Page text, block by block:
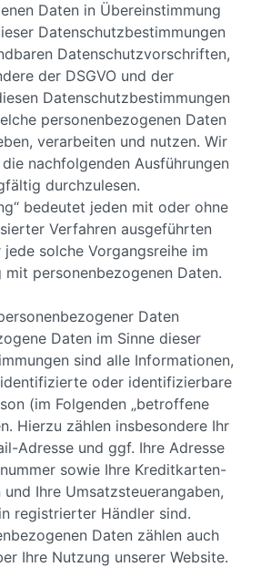
Daten in Übereinstimmung
Datenschutzbestimmungen
Datenschutzvorschriften,
der DSGVO und der
Datenschutzbestimmungen
personenbezogenen Daten
verarbeiten und nutzen. Wir
nachfolgenden Ausführungen
durchzulesen.
bedeutet jeden mit oder ohne
Verfahren ausgeführten
solche Vorgangsreihe im
mit personenbezogenen Daten.
Daten
Daten im Sinne dieser
sind alle Informationen,
oder identifizierbare
(im Folgenden „betroffene
Hierzu zählen insbesondere Ihr
Adresse und ggf. Ihre Adresse
sowie Ihre Kreditkarten-
Ihre Umsatzsteuerangaben,
registrierter Händler sind.
Daten zählen auch
Ihre Nutzung unserer Website.